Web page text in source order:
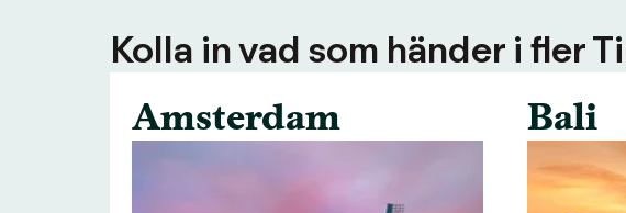
Kolla in vad som händer i fler
Amsterdam
Bali